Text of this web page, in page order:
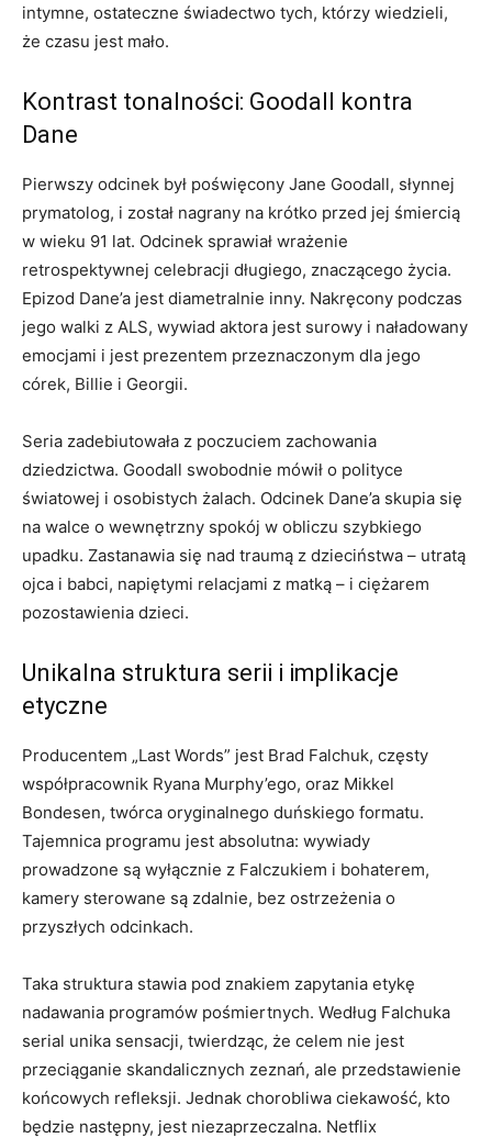
intymne, ostateczne świadectwo tych, którzy wiedzieli,
że czasu jest mało.
Kontrast tonalności: Goodall kontra
Dane
Pierwszy odcinek był poświęcony Jane Goodall, słynnej
prymatolog, i został nagrany na krótko przed jej śmiercią
w wieku 91 lat. Odcinek sprawiał wrażenie
retrospektywnej celebracji długiego, znaczącego życia.
Epizod Dane’a jest diametralnie inny. Nakręcony podczas
jego walki z ALS, wywiad aktora jest surowy i naładowany
emocjami i jest prezentem przeznaczonym dla jego
córek, Billie i Georgii.
Seria zadebiutowała z poczuciem zachowania
dziedzictwa. Goodall swobodnie mówił o polityce
światowej i osobistych żalach. Odcinek Dane’a skupia się
na walce o wewnętrzny spokój w obliczu szybkiego
upadku. Zastanawia się nad traumą z dzieciństwa – utratą
ojca i babci, napiętymi relacjami z matką – i ciężarem
pozostawienia dzieci.
Unikalna struktura serii i implikacje
etyczne
Producentem „Last Words” jest Brad Falchuk, częsty
współpracownik Ryana Murphy’ego, oraz Mikkel
Bondesen, twórca oryginalnego duńskiego formatu.
Tajemnica programu jest absolutna: wywiady
prowadzone są wyłącznie z Falczukiem i bohaterem,
kamery sterowane są zdalnie, bez ostrzeżenia o
przyszłych odcinkach.
Taka struktura stawia pod znakiem zapytania etykę
nadawania programów pośmiertnych. Według Falchuka
serial unika sensacji, twierdząc, że celem nie jest
przeciąganie skandalicznych zeznań, ale przedstawienie
końcowych refleksji. Jednak chorobliwa ciekawość, kto
będzie następny, jest niezaprzeczalna. Netflix